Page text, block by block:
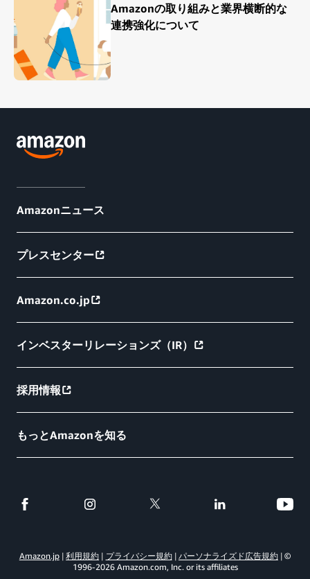
Amazonの取り組みと業界横断的な
連携強化について
Amazonニュース
プレスセンター
Amazon.co.jp
インベスターリレーションズ（IR）
採用情報
もっとAmazonを知る
Amazon.jp 利用規約 プライバシー規約 パーソナライズド広告規約
©
1996-2026 Amazon.com, Inc. or its affiliates